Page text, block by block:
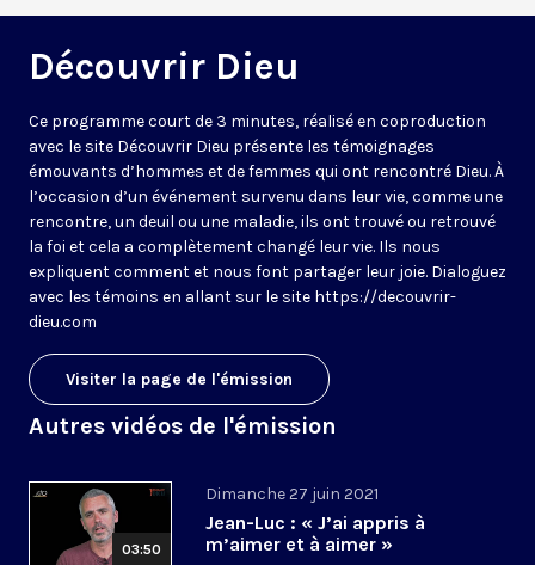
Découvrir Dieu
Ce programme court de 3 minutes, réalisé en coproduction
avec le site Découvrir Dieu présente les témoignages
émouvants d’hommes et de femmes qui ont rencontré Dieu. À
l’occasion d’un événement survenu dans leur vie, comme une
rencontre, un deuil ou une maladie, ils ont trouvé ou retrouvé
la foi et cela a complètement changé leur vie. Ils nous
expliquent comment et nous font partager leur joie. Dialoguez
avec les témoins en allant sur le site https://decouvrir-
dieu.com
Visiter la page de l'émission
Autres vidéos de l'émission
03:50
Dimanche 27 juin 2021
Jean-Luc : « J’ai appris à
m’aimer et à aimer »